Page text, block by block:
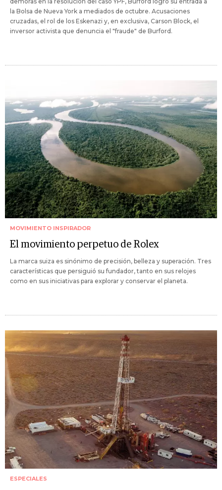
la Bolsa de Nueva York a mediados de octubre. Acusaciones
cruzadas, el rol de los Eskenazi y, en exclusiva, Carson Block, el
inversor activista que denuncia el "fraude" de Burford.
MOVIMIENTO INSPIRADOR
El movimiento perpetuo de Rolex
La marca suiza es sinónimo de precisión, belleza y superación. Tres
características que persiguió su fundador, tanto en sus relojes
como en sus iniciativas para explorar y conservar el planeta.
ESPECIALES